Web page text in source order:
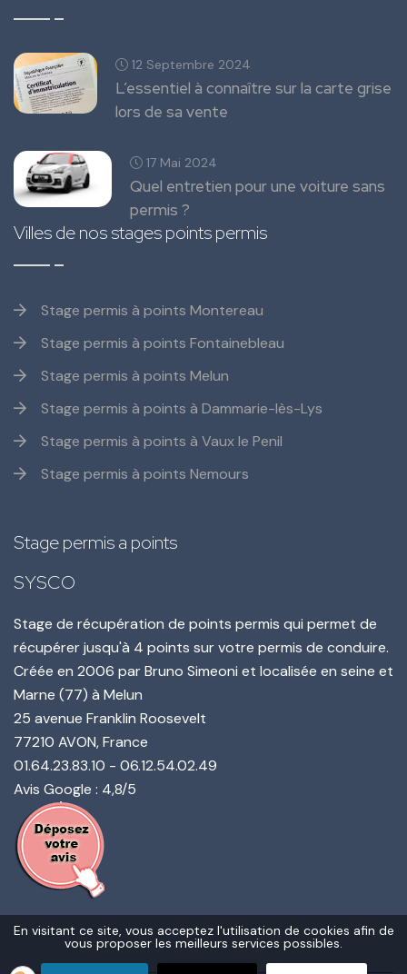
Stage permis a points
SYSCO
Stage de récupération de points permis qui permet de
récupérer jusqu'à 4 points sur votre permis de conduire.
Créée en 2006 parBruno Simeoni et localisée en seine et
Marne (77) à Melun
25 avenue Franklin Roosevelt
77210 AVON, France
01.64.23.83.10 - 06.12.54.02.49
Avis Google : 4,8/5
Villes de nos stages points permis
Stage permis à points Montereau
Stage permis à points Fontainebleau
Stage permis à points Melun
Stage permis à points à Dammarie-lès-Lys
Stage permis à points à Vaux le Penil
Stage permis à points Nemours
12 Septembre 2024
L’essentiel à connaître sur la carte grise
lors de sa vente
17 Mai 2024
Quel entretien pour une voiture sans
permis ?
En visitant ce site, vous acceptez l'utilisation de cookies afin de
vous proposer les meilleurs services possibles.